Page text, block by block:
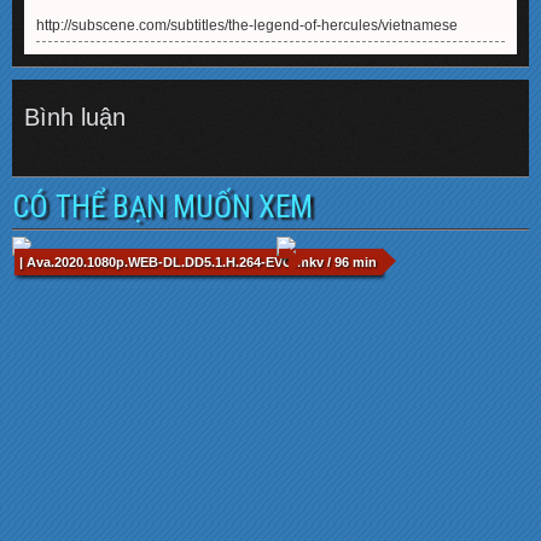
http://subscene.com/subtitles/the-legend-of-hercules/vietnamese
Bình luận
CÓ THỂ BẠN MUỐN XEM
| Ava.2020.1080p.WEB-DL.DD5.1.H.264-EVO.mkv / 96 min